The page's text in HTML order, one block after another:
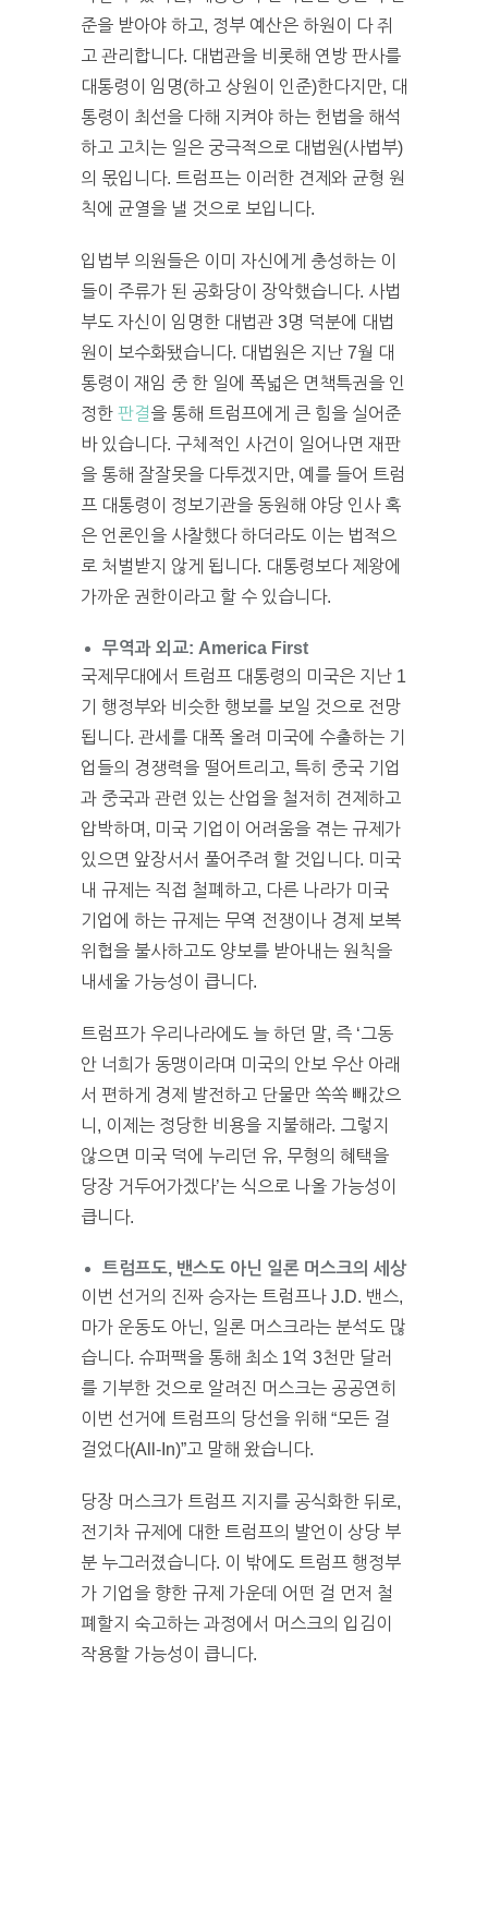
준을 받아야 하고, 정부 예산은 하원이 다 쥐
고 관리합니다. 대법관을 비롯해 연방 판사를
대통령이 임명(하고 상원이 인준)한다지만, 대
통령이 최선을 다해 지켜야 하는 헌법을 해석
하고 고치는 일은 궁극적으로 대법원(사법부)
의 몫입니다. 트럼프는 이러한 견제와 균형 원
칙에 균열을 낼 것으로 보입니다.
입법부 의원들은 이미 자신에게 충성하는 이
들이 주류가 된 공화당이 장악했습니다. 사법
부도 자신이 임명한 대법관 3명 덕분에 대법
원이 보수화됐습니다. 대법원은 지난 7월 대
통령이 재임 중 한 일에 폭넓은 면책특권을 인
정한 판결을 통해 트럼프에게 큰 힘을 실어준
바 있습니다. 구체적인 사건이 일어나면 재판
을 통해 잘잘못을 다투겠지만, 예를 들어 트럼
프 대통령이 정보기관을 동원해 야당 인사 혹
은 언론인을 사찰했다 하더라도 이는 법적으
로 처벌받지 않게 됩니다. 대통령보다 제왕에
가까운 권한이라고 할 수 있습니다.
무역과 외교: America First
국제무대에서 트럼프 대통령의 미국은 지난 1
기 행정부와 비슷한 행보를 보일 것으로 전망
됩니다. 관세를 대폭 올려 미국에 수출하는 기
업들의 경쟁력을 떨어트리고, 특히 중국 기업
과 중국과 관련 있는 산업을 철저히 견제하고
압박하며, 미국 기업이 어려움을 겪는 규제가
있으면 앞장서서 풀어주려 할 것입니다. 미국
내 규제는 직접 철폐하고, 다른 나라가 미국
기업에 하는 규제는 무역 전쟁이나 경제 보복
위협을 불사하고도 양보를 받아내는 원칙을
내세울 가능성이 큽니다.
트럼프가 우리나라에도 늘 하던 말, 즉 ‘그동
안 너희가 동맹이라며 미국의 안보 우산 아래
서 편하게 경제 발전하고 단물만 쏙쏙 빼갔으
니, 이제는 정당한 비용을 지불해라. 그렇지
않으면 미국 덕에 누리던 유, 무형의 혜택을
당장 거두어가겠다’는 식으로 나올 가능성이
큽니다.
트럼프도, 밴스도 아닌 일론 머스크의 세상
이번 선거의 진짜 승자는 트럼프나 J.D. 밴스,
마가 운동도 아닌, 일론 머스크라는 분석도 많
습니다. 슈퍼팩을 통해 최소 1억 3천만 달러
를 기부한 것으로 알려진 머스크는 공공연히
이번 선거에 트럼프의 당선을 위해 “모든 걸
걸었다(All-In)”고 말해 왔습니다.
당장 머스크가 트럼프 지지를 공식화한 뒤로,
전기차 규제에 대한 트럼프의 발언이 상당 부
분 누그러졌습니다. 이 밖에도 트럼프 행정부
가 기업을 향한 규제 가운데 어떤 걸 먼저 철
폐할지 숙고하는 과정에서 머스크의 입김이
작용할 가능성이 큽니다.